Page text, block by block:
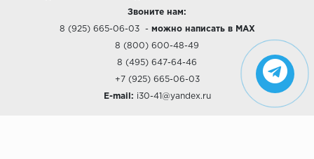
Звоните нам:
8 (925) 665-06-03- можно написать в MAX
8 (800) 600-48-49
8 (495) 647-64-46
+7 (925) 665-06-03
E-mail: i30-41@yandex.ru